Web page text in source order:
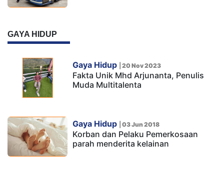
GAYA HIDUP
Gaya Hidup 20 Nov 2023
Fakta Unik Mhd Arjunanta, Penulis
Muda Multitalenta
Gaya Hidup 03 Jun 2018
Korban dan Pelaku Pemerkosaan
parah menderita kelainan